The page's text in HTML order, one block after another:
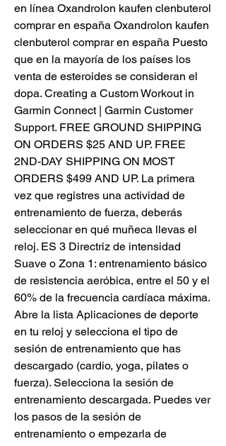
en línea Oxandrolon kaufen clenbuterol
comprar en españa Oxandrolon kaufen
clenbuterol comprar en españa Puesto
que en la mayoría de los países los
venta de esteroides se consideran el
dopa. Creating a Custom Workout in
Garmin Connect | Garmin Customer
Support. FREE GROUND SHIPPING
ON ORDERS $25 AND UP. FREE
2ND-DAY SHIPPING ON MOST
ORDERS $499 AND UP. La primera
vez que registres una actividad de
entrenamiento de fuerza, deberás
seleccionar en qué muñeca llevas el
reloj. ES 3 Directriz de intensidad
Suave o Zona 1: entrenamiento básico
de resistencia aeróbica, entre el 50 y el
60% de la frecuencia cardíaca máxima.
Abre la lista Aplicaciones de deporte
en tu reloj y selecciona el tipo de
sesión de entrenamiento que has
descargado (cardio, yoga, pilates o
fuerza). Selecciona la sesión de
entrenamiento descargada. Puedes ver
los pasos de la sesión de
entrenamiento o empezarla de